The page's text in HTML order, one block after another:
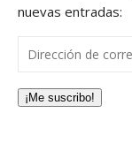
nuevas entradas:
Dirección de
¡Me suscribo!